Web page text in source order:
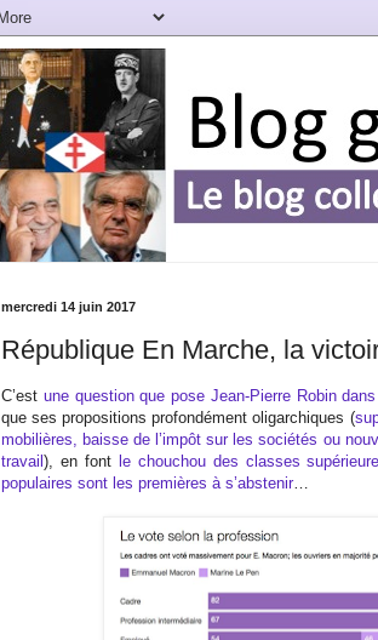
mercredi 14 juin 2017
République En Marche, la
C’est une question que pose Jean-Pierre Robin
que ses propositions profondément oligarchiques (
mobilières, baisse de l’impôt sur les sociétés ou
travail), en font le chouchou des classes
populaires sont les premières à s’abstenir